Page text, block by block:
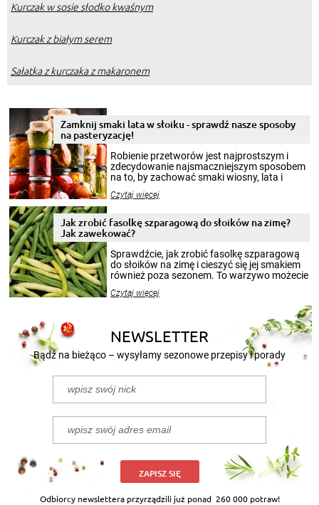
Kurczak w sosie słodko kwaśnym
Kurczak z białym serem
Sałatka z kurczaka z makaronem
Zamknij smaki lata w słoiku - sprawdź nasze sposoby
na pasteryzację!
Robienie przetworów jest najprostszym i
zdecydowanie najsmaczniejszym sposobem
na to, by zachować smaki wiosny, lata i
krajobrazów, by cieszyć nimi oko w sezonie
pełni poczuć atmosferę cieplejszych
miesięcy. Przygotowanie słoików ze
patenty, które pozwolą zachować świeżość
przetworów.
Czytaj więcej
Jak zrobić fasolkę szparagową do słoików na zimę?
Jak zawekować?
Sprawdźcie, jak zrobić fasolkę szparagową
do słoików na zimę i cieszyć się jej smakiem
również poza sezonem. To warzywo możecie
nasze propozycje!
Czytaj więcej
NEWSLETTER
Bądź na bieżąco – wysyłamy sezonowe przepisy i porady
ZAPISZ SIĘ
Odbiorcy newslettera przyrządzili już ponad 260 000 potraw!